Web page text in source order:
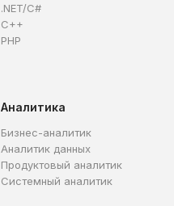
.NET/C#
C++
PHP
Аналитика
Бизнес-аналитик
Аналитик данных
Продуктовый аналитик
Системный аналитик